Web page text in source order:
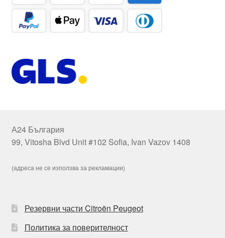
А24 България
99, Vitosha Blvd Unit #102 Sofia, Ivan Vazov 1408
(адреса не се използва за рекламации)
Резервни части Citroën Peugeot
Политика за поверителност